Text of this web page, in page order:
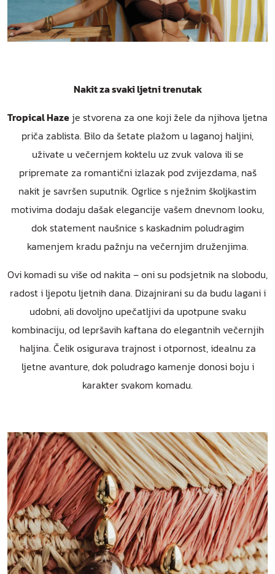
Nakit za svaki ljetni trenutak
Tropical Haze je stvorena za one koji žele da njihova ljetna
priča zablista. Bilo da šetate plažom u laganoj haljini,
uživate u večernjem koktelu uz zvuk valova ili se
pripremate za romantični izlazak pod zvijezdama, naš
nakit je savršen suputnik. Ogrlice s nježnim školjkastim
motivima dodaju dašak elegancije vašem dnevnom looku,
dok statement naušnice s kaskadnim poludragim
kamenjem kradu pažnju na večernjim druženjima.
Ovi komadi su više od nakita – oni su podsjetnik na slobodu,
radost i ljepotu ljetnih dana. Dizajnirani su da budu lagani i
udobni, ali dovoljno upečatljivi da upotpune svaku
kombinaciju, od lepršavih kaftana do elegantnih večernjih
haljina. Čelik osigurava trajnost i otpornost, idealnu za
ljetne avanture, dok poludrago kamenje donosi boju i
karakter svakom komadu.